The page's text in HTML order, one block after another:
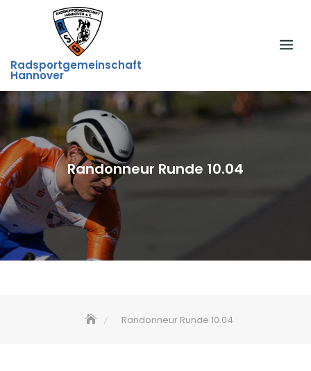
Radsportgemeinschaft
Hannover
Randonneur Runde 10.04
Randonneur Runde 10.04